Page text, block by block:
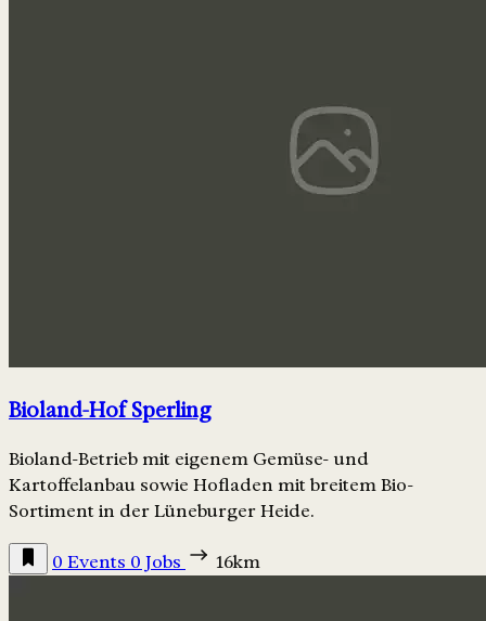
Bioland-Hof Sperling
Bioland-Betrieb mit eigenem Gemüse- und
Kartoffelanbau sowie Hofladen mit breitem Bio-
Sortiment in der Lüneburger Heide.
0 Events 0 Jobs 16km